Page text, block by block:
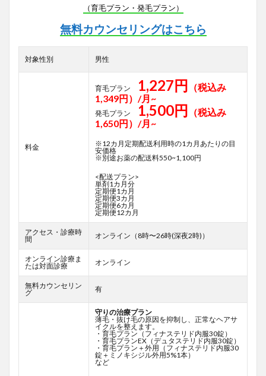
（育毛プラン・発毛プラン）
無料カウンセリングはこちら
対象性別 男性
料金
育毛プラン 1,227円 （税込み
1,349円）/月~
発毛プラン 1,500円 （税込み
1,650円）/月~
※12カ月定期配送利用時の1カ月あたりの目
安価格
※別途お薬の配送料550~1,100円
<配送プラン>
単剤1カ月分
定期便1カ月
定期便3カ月
定期便6カ月
定期便12カ月
アクセス・診療時
間
オンライン（8時〜26時(深夜2時)）
オンライン診療ま
たは対面診療
オンライン
無料カウンセリン
グ
有
守りの治療プラン
薄毛・抜け毛の原因を抑制し、正常なヘアサ
イクルを整えます。
・育毛プラン（フィナステリド内服30錠）
・育毛プランEX（デュタステリド内服30錠）
・育毛プラン＋外用（フィナステリド内服30
錠＋ミノキシジル外用5%1本）
など